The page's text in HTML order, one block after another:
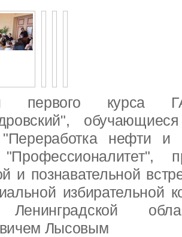
первого
нефти и
"Профессионалитет",
и познавательной
избирательной
Лысовым